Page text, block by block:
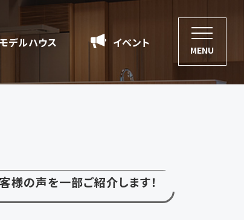
デルハウス イベント
モデルハウス イベント
MENU
様の声を一部ご紹介します！